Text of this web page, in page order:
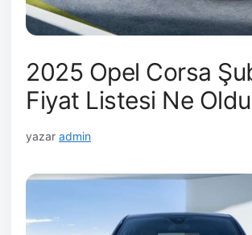
2025 Opel Corsa
Fiyat Listesi Ne
yazar admin